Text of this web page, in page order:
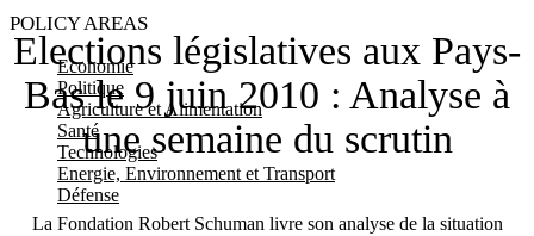
POLICY AREAS
Economie
Politique
Agriculture et Alimentation
Santé
Technologies
Energie, Environnement et Transport
Défense
Elections législatives aux Pays-
Bas le 9 juin 2010 : Analyse à
une semaine du scrutin
La Fondation Robert Schuman livre son analyse de la situation